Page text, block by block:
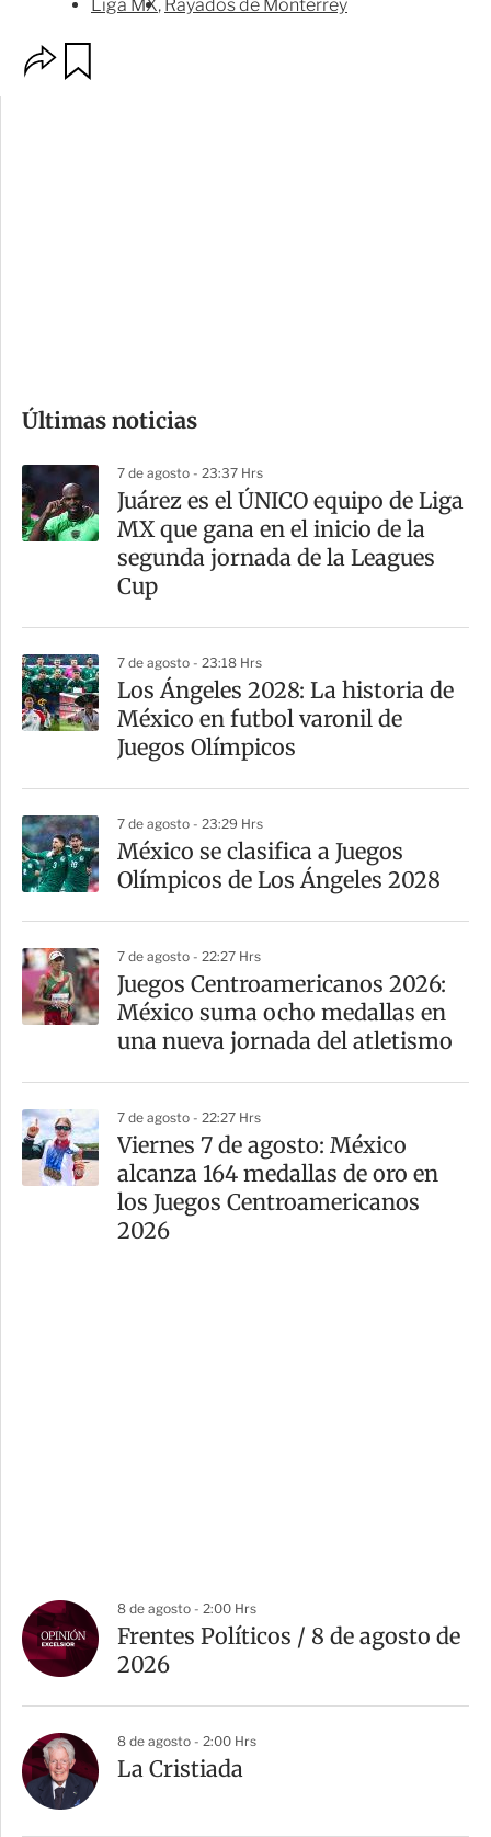
Liga MX Rayados de Monterrey
m
a
r
t
Últimas noticias
7 de agosto - 23:37 Hrs
Juárez es el ÚNICO equipo de Liga
MX que gana en el inicio de la
segunda jornada de la Leagues
Cup
7 de agosto - 23:18 Hrs
Los Ángeles 2028: La historia de
México en futbol varonil de
Juegos Olímpicos
7 de agosto - 23:29 Hrs
México se clasifica a Juegos
Olímpicos de Los Ángeles 2028
7 de agosto - 22:27 Hrs
Juegos Centroamericanos 2026:
México suma ocho medallas en
una nueva jornada del atletismo
7 de agosto - 22:27 Hrs
Viernes 7 de agosto: México
alcanza 164 medallas de oro en
los Juegos Centroamericanos
2026
8 de agosto - 2:00 Hrs
Frentes Políticos / 8 de agosto de
2026
8 de agosto - 2:00 Hrs
La Cristiada